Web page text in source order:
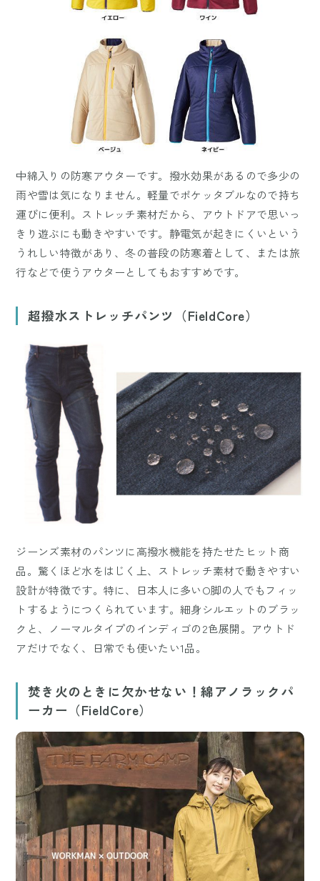
中綿入りの防寒アウターです。撥水効果があるので多少の
雨や雪は気になりません。軽量でポケッタブルなので持ち
運びに便利。ストレッチ素材だから、アウトドアで思いっ
きり遊ぶにも動きやすいです。静電気が起きにくいという
うれしい特徴があり、冬の普段の防寒着として、または旅
行などで使うアウターとしてもおすすめです。
超撥水ストレッチパンツ（FieldCore）
ジーンズ素材のパンツに高撥水機能を持たせたヒット商
品。驚くほど水をはじく上、ストレッチ素材で動きやすい
設計が特徴です。特に、日本人に多いO脚の人でもフィッ
トするようにつくられています。細身シルエットのブラッ
クと、ノーマルタイプのインディゴの2色展開。アウトド
アだけでなく、日常でも使いたい1品。
焚き火のときに欠かせない！綿アノラックパ
ーカー（FieldCore）